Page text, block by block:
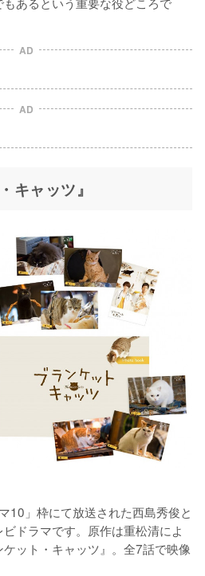
AD
AD
キャッツ』
10」枠にて放送された西島秀俊と
ドラマです。原作は重松清によ
ット・キャッツ』。全7話で映像